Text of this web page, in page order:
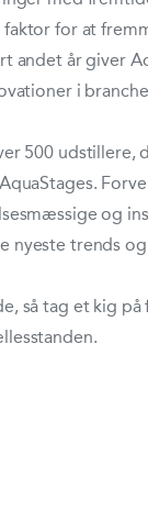
faktor for at
andet år giver
i
500
og
nyeste trends
så tag et kig på